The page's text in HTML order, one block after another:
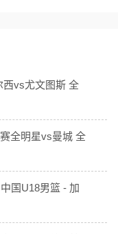
西vs尤文图斯 全
全明星vs曼城 全
国U18男篮 - 加